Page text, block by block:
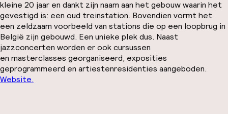
kleine 20 jaar en dankt zijn naam aan het gebouw waarin het
gevestigd is: een oud treinstation. Bovendien vormt het
een zeldzaam voorbeeld van stations die op een loopbrug in
België zijn gebouwd. Een unieke plek dus. Naast
jazzconcerten worden er ook cursussen
en masterclasses georganiseerd, exposities
geprogrammeerd en artiestenresidenties aangeboden.
Website.